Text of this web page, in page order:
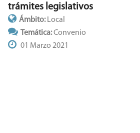
trámites legislativos
Ámbito: Local
Temática:Convenio
01 Marzo 2021